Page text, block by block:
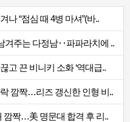
나 “점심 때 4병 마셔”(바..
겨주는 다정남‥파파라치에 ..
고 끈 비니키 소화 ‘역대급..
깜짝…리즈 갱신한 인형 비..
깜짝…美 명문대 합격 후 리..